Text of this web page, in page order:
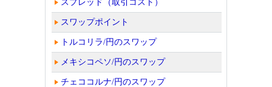
スプレッド（取引コスト）
スワップポイント
トルコリラ/円のスワップ
メキシコペソ/円のスワップ
チェココルナ/円のスワップ